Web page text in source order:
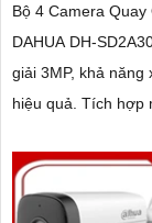
Bộ 4 Camera
DAHUA DH-
giải 3MP, khả năng
hiệu quả. Tích hợp micro và loa, hỗ trợ đàm thoại hai chiều rõ